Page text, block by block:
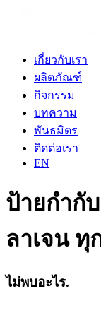
เกี่ยวกับเรา
ผลิตภัณฑ์
กิจกรรม
บทความ
พันธมิตร
ติดต่อเรา
EN
ป้ายกำกั
ลาเจน ทุ
ไม่พบอะไร.